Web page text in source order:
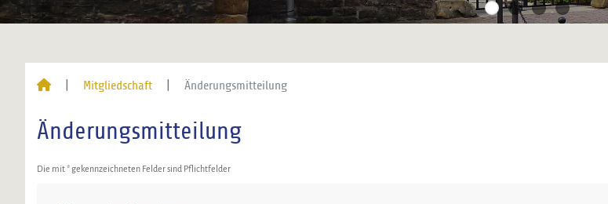
Mitgliedschaft Änderungsmitteilung
Änderungsmitteilung
Die mit * gekennzeichneten Felder sind Pflichtfelder